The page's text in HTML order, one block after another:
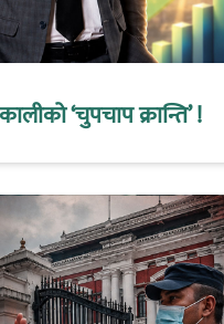
‘चुपचाप क्रान्ति’ !